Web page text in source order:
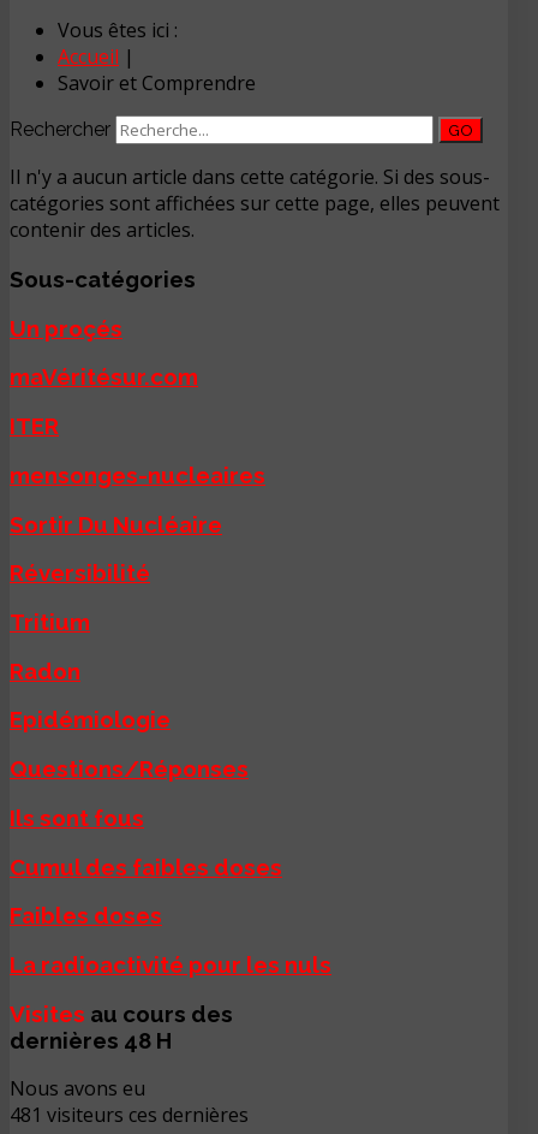
Vous êtes ici :
Accueil |
Savoir et Comprendre
Rechercher GO
Il n'y a aucun article dans cette catégorie. Si des sous-
catégories sont affichées sur cette page, elles peuvent
contenir des articles.
Sous-catégories
Un proçés
maVéritésur.com
ITER
mensonges-nucleaires
Sortir Du Nucléaire
Réversibilité
Tritium
Radon
Epidémiologie
Questions/Réponses
Ils sont fous
Cumul des faibles doses
Faibles doses
La radioactivité pour les nuls
Visites au cours des
dernières 48 H
Nous avons eu
481 visiteurs ces dernières